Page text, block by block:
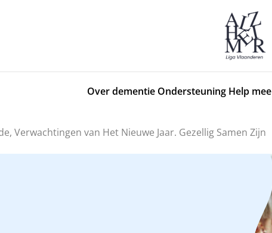
Over dementie Ondersteuning Help mee
Verwachtingen van Het Nieuwe Jaar. Gezellig Samen Zijn